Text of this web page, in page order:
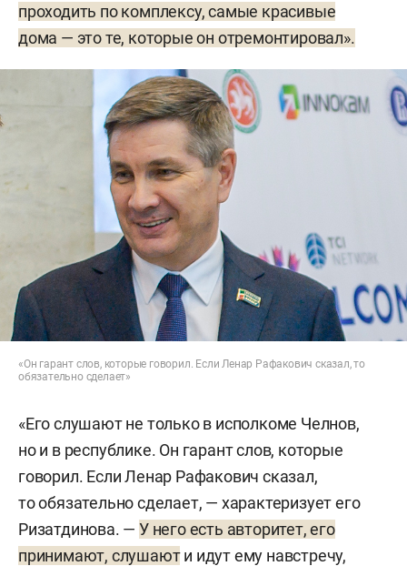
проходить по комплексу, самые красивые
дома — это те, которые он отремонтировал».
«Он гарант слов, которые говорил. Если Ленар Рафакович сказал, то
обязательно сделает»
«Его слушают не только в исполкоме Челнов,
но и в республике. Он гарант слов, которые
говорил. Если Ленар Рафакович сказал,
то обязательно сделает, — характеризует его
Ризатдинова. —У него есть авторитет, его
принимают, слушаюти идут ему навстречу,